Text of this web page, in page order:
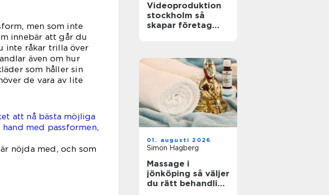
men som inte
innebär att går du
inte råkar trilla över
även om hur
som håller sin
de vara av lite
att nå bästa möjliga
med passformen,
nöjda med, och som
Videoproduktion
stockholm så
skapar företag
01. augusti 2026
Simon Hagberg
Massage i
jönköping så väljer
du rätt behandling